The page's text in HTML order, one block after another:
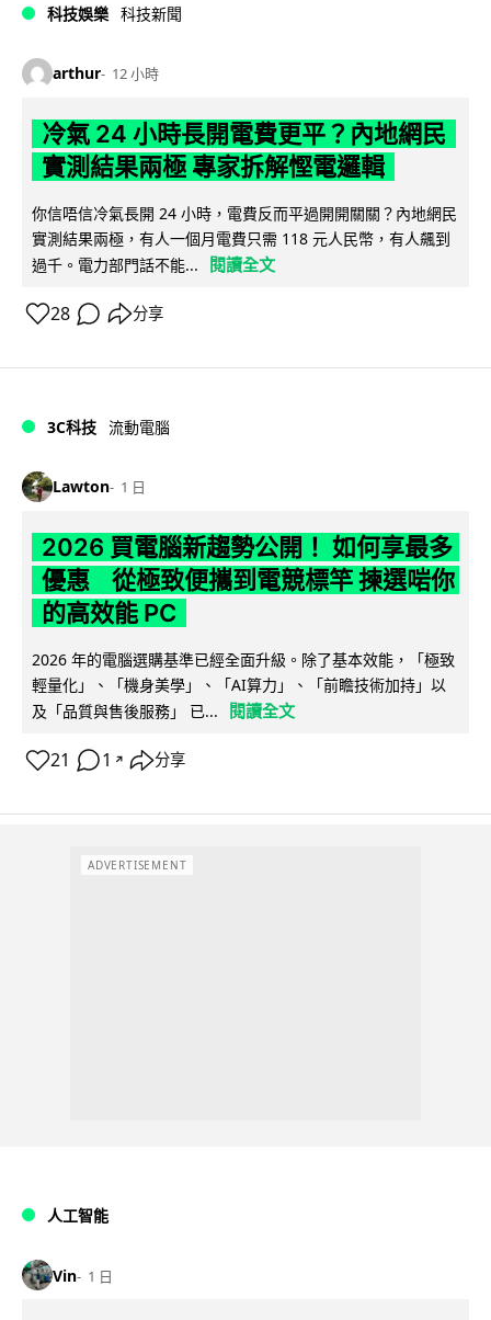
科技娛樂 科技新聞
arthur 12 小時
冷氣 24 小時長開電費更平？內地網民
實測結果兩極 專家拆解慳電邏輯
你信唔信冷氣長開 24 小時，電費反而平過開開關關？內地網民
實測結果兩極，有人一個月電費只需 118 元人民幣，有人飆到
過千。電力部門話不能...
閱讀全文
28 分享
3C科技 流動電腦
Lawton 1 日
2026 買電腦新趨勢公開！ 如何享最多
優惠 從極致便攜到電競標竿 揀選啱你
的高效能 PC
2026 年的電腦選購基準已經全面升級。除了基本效能，「極致
輕量化」、「機身美學」、「AI算力」、「前瞻技術加持」以
及「品質與售後服務」 已...
閱讀全文
21 1 ↗ 分享
ADVERTISEMENT
人工智能
Vin 1 日